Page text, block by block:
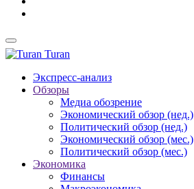
Turan
Экспресс-анализ
Обзоры
Медиа обозрение
Экономический обзор (нед.)
Политический обзор (нед.)
Экономический обзор (мес.)
Политический обзор (мес.)
Экономика
Финансы